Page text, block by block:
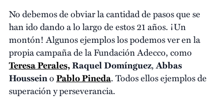
No debemos de obviar la cantidad de pasos que se
han ido dando a lo largo de estos 21 años. ¡Un
montón! Algunos ejemplos los podemos ver en la
propia campaña de la Fundación Adecco, como
Teresa Perales,Raquel Domínguez,Abbas
HousseinoPablo Pineda. Todos ellos ejemplos de
superación y perseverancia.